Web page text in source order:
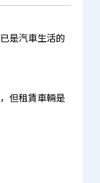
是汽車生活的
但租賃車輛是